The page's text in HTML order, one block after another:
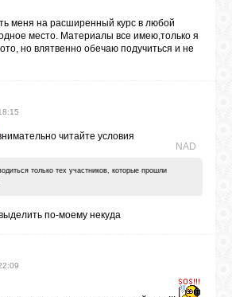
меня на расширенный курс в любой
место. Материалы все имею,только я
но влятвенно обечаю подучиться и не
читайте условия
NAD
только тех участников, которые прошли
по-моему некуда